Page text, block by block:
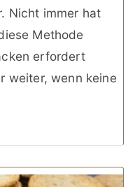
Nicht immer hat
Methode
erfordert
weiter, wenn keine